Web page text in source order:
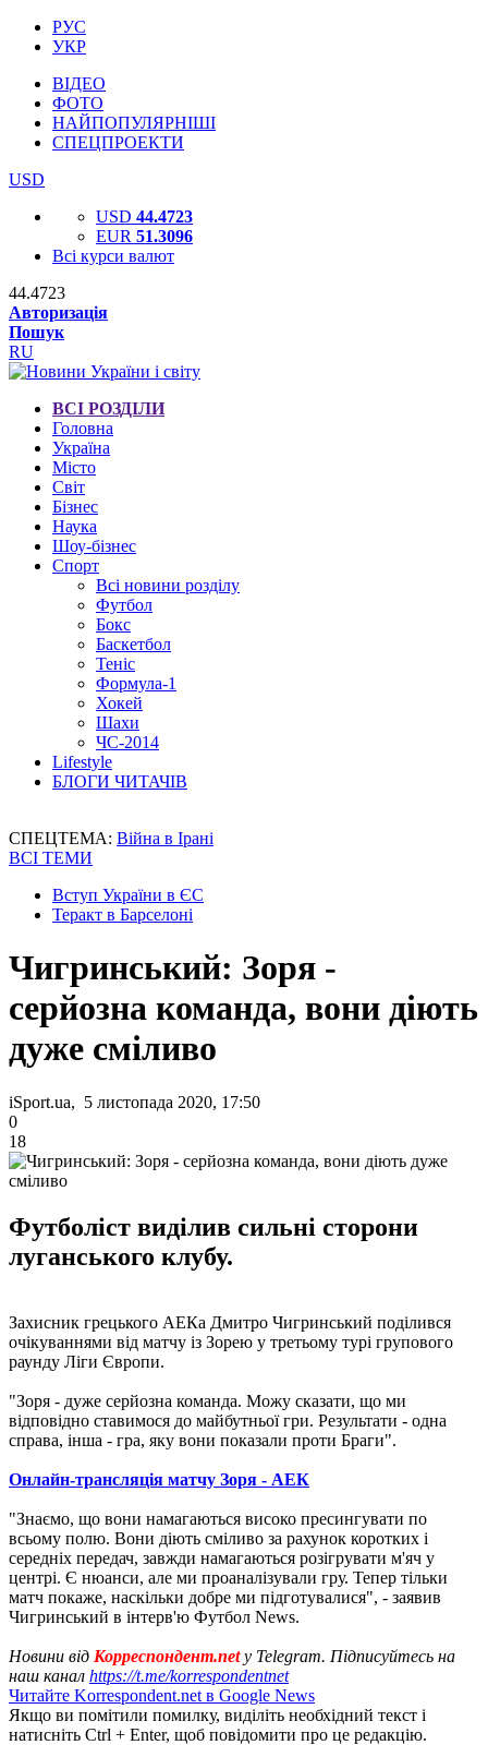
РУС
УКР
ВІДЕО
ФОТО
НАЙПОПУЛЯРНІШІ
СПЕЦПРОЕКТИ
USD
USD 44.4723
EUR 51.3096
Всі курси валют
44.4723
Авторизація
Пошук
RU
ВСІ РОЗДІЛИ
Головна
Україна
Місто
Світ
Бізнес
Наука
Шоу-бізнес
Спорт
Всі новини розділу
Футбол
Бокс
Баскетбол
Теніс
Формула-1
Хокей
Шахи
ЧС-2014
Lifestyle
БЛОГИ ЧИТАЧІВ
СПЕЦТЕМА: Війна в Ірані
ВСІ ТЕМИ
Вступ України в ЄС
Теракт в Барселоні
Чигринський: Зоря -
серйозна команда, вони діють
дуже сміливо
iSport.ua, 5 листопада 2020, 17:50
0
18
Футболіст виділив сильні сторони
луганського клубу.
Захисник грецького АЕКа Дмитро Чигринський поділився
очікуваннями від матчу із Зорею у третьому турі групового
раунду Ліги Європи.
"Зоря - дуже серйозна команда. Можу сказати, що ми
відповідно ставимося до майбутньої гри. Результати - одна
справа, інша - гра, яку вони показали проти Браги".
Онлайн-трансляція матчу Зоря - АЕК
"Знаємо, що вони намагаються високо пресингувати по
всьому полю. Вони діють сміливо за рахунок коротких і
середніх передач, завжди намагаються розігрувати м'яч у
центрі. Є нюанси, але ми проаналізували гру. Тепер тільки
матч покаже, наскільки добре ми підготувалися", - заявив
Чигринський в інтерв'ю Футбол News.
Новини від Корреспондент.netу Telegram. Підписуйтесь на
наш канал https://t.me/korrespondentnet
Читайте Korrespondent.net в Google News
Якщо ви помітили помилку, виділіть необхідний текст і
натисніть Ctrl + Enter, щоб повідомити про це редакцію.